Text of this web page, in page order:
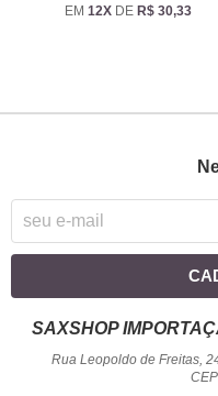
EM 12X DE R$ 30,33
SAXSHOP
Rua Leopoldo de Freitas,